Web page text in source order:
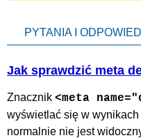
PYTANIA I
Jak sprawdzić meta
Znacznik <meta
wyświetlać się w
normalnie nie jest